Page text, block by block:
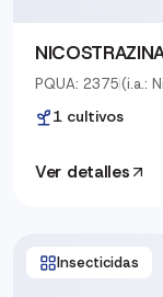
PQUA: 2375|(i.a.:
1 cultivos
Ver detalles
Insecticidas